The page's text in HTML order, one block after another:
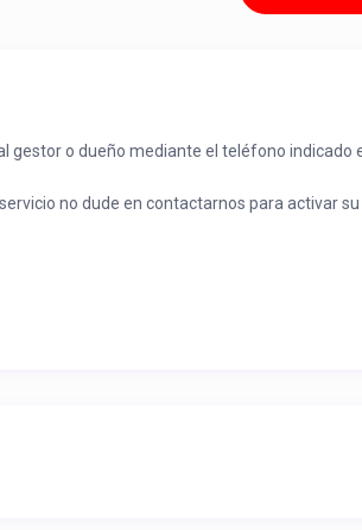
gestor o dueño mediante el teléfono indicado
no dude en contactarnos para activar su
lo actualice con sus fotos, calendario, mapa,